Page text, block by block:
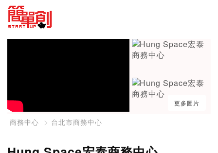
更多圖片
商務中心 台北市商務中心